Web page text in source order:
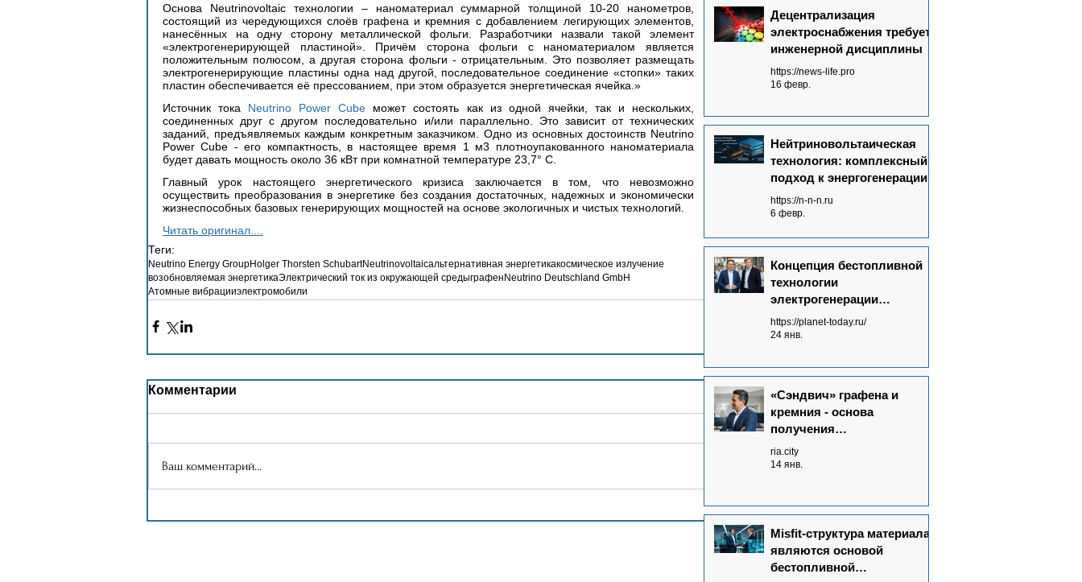
Основа Neutrinovoltaic технологии – наноматериал суммарной толщиной 10-20 нанометров,
состоящий из чередующихся слоёв графена и кремния с добавлением легирующих элементов,
нанесённых на одну сторону металлической фольги. Разработчики назвали такой элемент
«электрогенерирующей пластиной». Причём сторона фольги с наноматериалом является
положительным полюсом, а другая сторона фольги - отрицательным. Это позволяет размещать
электрогенерирующие пластины одна над другой, последовательное соединение «стопки» таких
пластин обеспечивается её прессованием, при этом образуется энергетическая ячейка.»
Источник тока Neutrino Power Cube может состоять как из одной ячейки, так и нескольких,
соединенных друг с другом последовательно и/или параллельно. Это зависит от технических
заданий, предъявляемых каждым конкретным заказчиком. Одно из основных достоинств Neutrino
Power Cube - его компактность, в настоящее время 1 м3 плотноупакованного наноматериала
будет давать мощность около 36 кВт при комнатной температуре 23,7° C.
Главный урок настоящего энергетического кризиса заключается в том, что невозможно
осуществить преобразования в энергетике без создания достаточных, надежных и экономически
жизнеспособных базовых генерирующих мощностей на основе экологичных и чистых технологий.
Читать оригинал....
Теги:
Neutrino Energy GroupHolger Thorsten SchubartNeutrinovoltaicальтернативная энергетикакосмическое излучение
возобновляемая энергетикаЭлектрический ток из окружающей средыграфен Neutrino Deutschland GmbH
Атомные вибрацииэлектромобили
Комментарии
Ваш комментарий...
Децентрализация
электроснабжения требует
инженерной дисциплины
https://news-life.pro
16 февр.
Нейтриновольтаическая
технология: комплексный
подход к энергогенерации
https://n-n-n.ru
6 февр.
Концепция бестопливной
технологии
электрогенерации
Neutrinovoltaic полностью
сформулирована
https://planet-today.ru/
24 янв.
«Сэндвич» графена и
кремния - основа
получения
нейтриноэлектричества
ria.city
14 янв.
Misfit-структура материала
являются основой
бестопливной